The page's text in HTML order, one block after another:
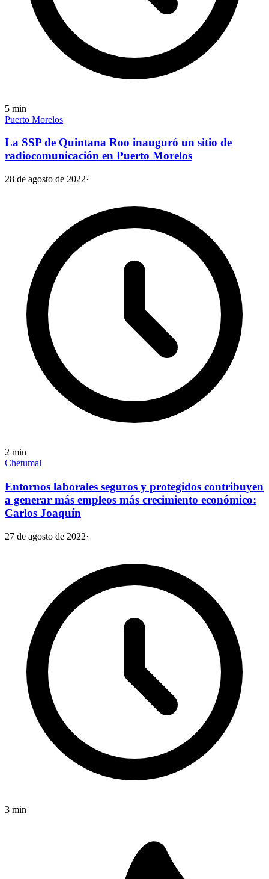
5 min
Puerto Morelos
La SSP de Quintana Roo inauguró un sitio de
radiocomunicación en Puerto Morelos
28 de agosto de 2022·
2 min
Chetumal
Entornos laborales seguros y protegidos contribuyen
a generar más empleos más crecimiento económico:
Carlos Joaquín
27 de agosto de 2022·
3 min